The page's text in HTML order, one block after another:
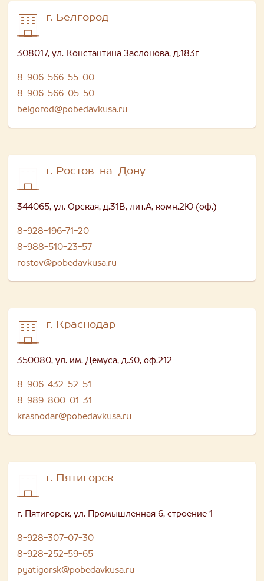
г. Белгород
308017, ул. Константина Заслонова, д.183г
8-906-566-55-00
8-906-566-05-50
belgorod@pobedavkusa.ru
г. Ростов-на-Дону
344065, ул. Орская, д.31В, лит.А, комн.2Ю (оф.)
8-928-196-71-20
8-988-510-23-57
rostov@pobedavkusa.ru
г. Краснодар
350080, ул. им. Демуса, д.30, оф.212
8-906-432-52-51
8-989-800-01-31
krasnodar@pobedavkusa.ru
г. Пятигорск
г. Пятигорск, ул. Промышленная 6, строение 1
8-928-307-07-30
8-928-252-59-65
pyatigorsk@pobedavkusa.ru